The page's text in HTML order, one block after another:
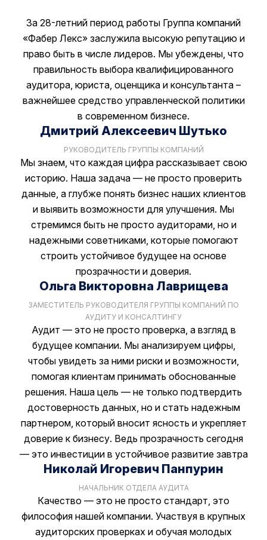
За 28-летний период работы Группа компаний
«Фабер Лекс» заслужила высокую репутацию и
право быть в числе лидеров. Мы убеждены, что
правильность выбора квалифицированного
аудитора, юриста, оценщика и консультанта –
важнейшее средство управленческой политики
в современном бизнесе.
Дмитрий Алексеевич Шутько
РУКОВОДИТЕЛЬ ГРУППЫ КОМПАНИЙ
Мы знаем, что каждая цифра рассказывает свою
историю. Наша задача — не просто проверить
данные, а глубже понять бизнес наших клиентов
и выявить возможности для улучшения. Мы
стремимся быть не просто аудиторами, но и
надежными советниками, которые помогают
строить устойчивое будущее на основе
прозрачности и доверия.
Ольга Викторовна Лаврищева
ЗАМЕСТИТЕЛЬ РУКОВОДИТЕЛЯ ГРУППЫ КОМПАНИЙ ПО
АУДИТУ И КОНСАЛТИНГУ
Аудит — это не просто проверка, а взгляд в
будущее компании. Мы анализируем цифры,
чтобы увидеть за ними риски и возможности,
помогая клиентам принимать обоснованные
решения. Наша цель — не только подтвердить
достоверность данных, но и стать надежным
партнером, который вносит ясность и укрепляет
доверие к бизнесу. Ведь прозрачность сегодня
— это инвестиции в устойчивое развитие завтра
Николай Игоревич Панпурин
НАЧАЛЬНИК ОТДЕЛА АУДИТА
Качество — это не просто стандарт, это
философия нашей компании. Участвуя в крупных
аудиторских проверках и обучая молодых